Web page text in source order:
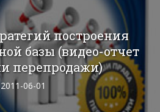
построения
базы (видео-отчет
перепродажи)
2011-06-01